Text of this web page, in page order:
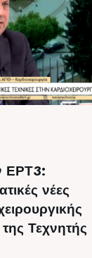
ΕΡΤ3:
νέες
Τεχνητής